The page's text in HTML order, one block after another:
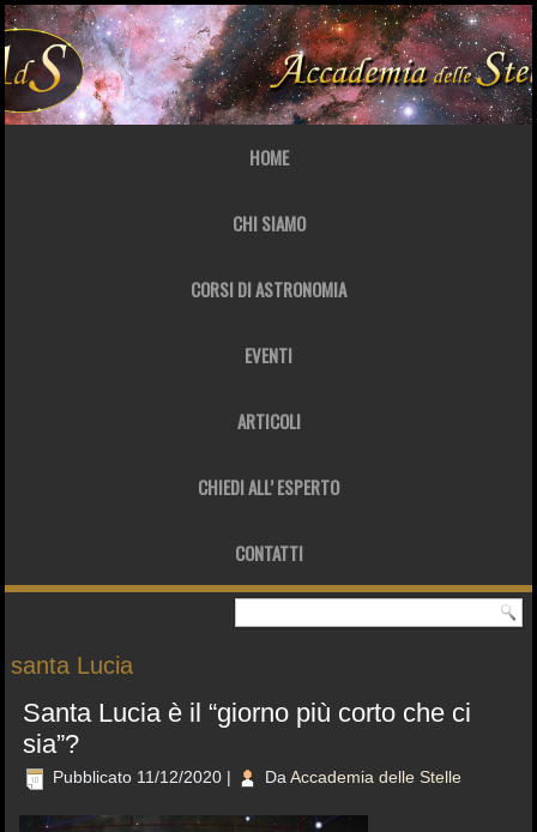
HOME
CHI SIAMO
CORSI DI ASTRONOMIA
EVENTI
ARTICOLI
CHIEDI ALL’ ESPERTO
CONTATTI
santa Lucia
Santa Lucia è il “giorno più corto che ci
sia”?
Pubblicato 11/12/2020 | Da Accademia delle Stelle